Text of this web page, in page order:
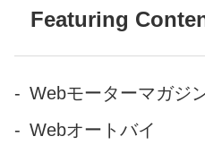
ンツ
ツー
Featuring
Webモーターマガジ
Webオートバイ